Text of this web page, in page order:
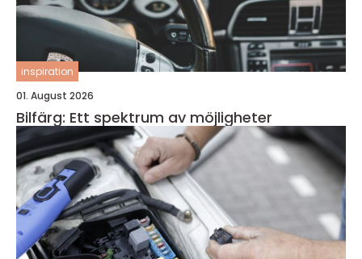
inspiration
01. August 2026
Bilfärg: Ett spektrum av möjligheter